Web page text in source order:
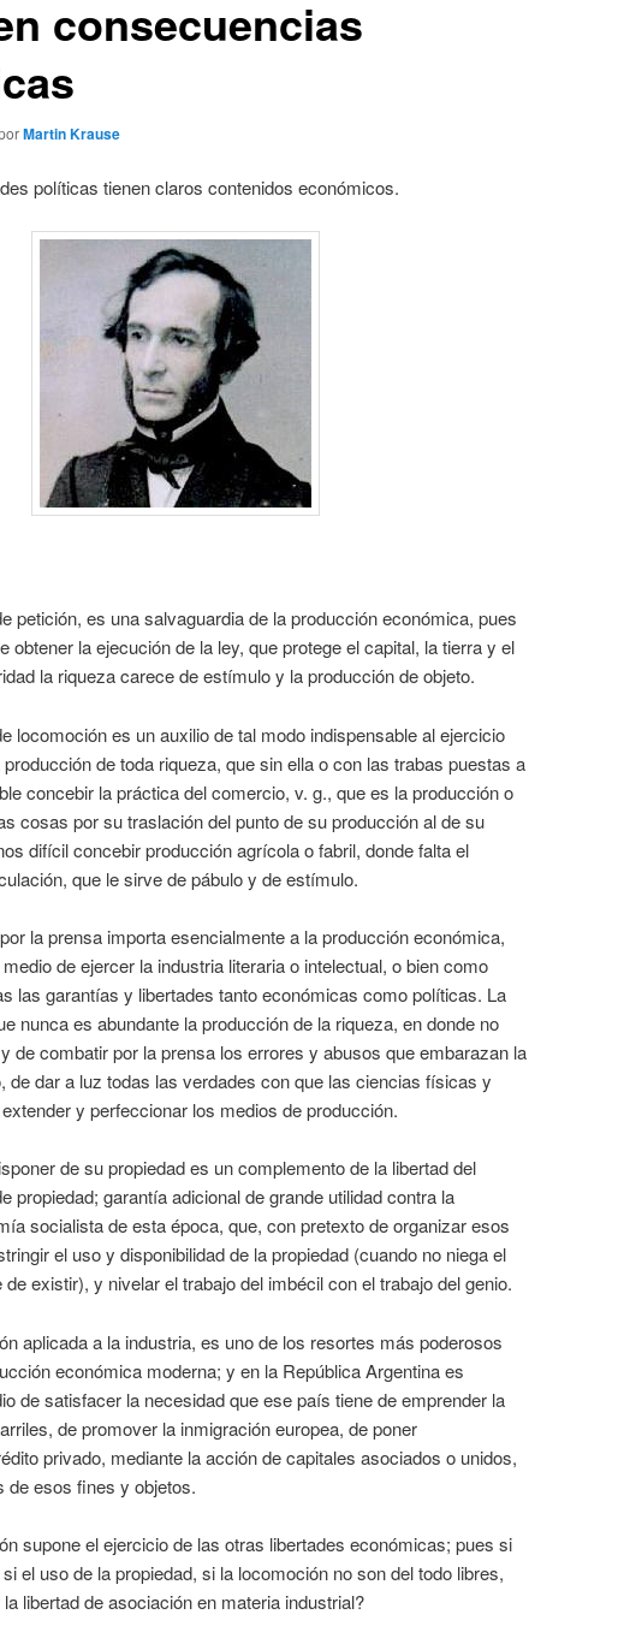
consecuencias
Martin Krause
políticas tienen claros contenidos económicos.
petición, es una salvaguardia de la producción económica, pues
obtener la ejecución de la ley, que protege el capital, la tierra y el
la riqueza carece de estímulo y la producción de objeto.
locomoción es un auxilio de tal modo indispensable al ejercicio
de toda riqueza, que sin ella o con las trabas puestas a
concebir la práctica del comercio, v. g., que es la producción o
cosas por su traslación del punto de su producción al de su
difícil concebir producción agrícola o fabril, donde falta el
que le sirve de pábulo y de estímulo.
la prensa importa esencialmente a la producción económica,
de ejercer la industria literaria o intelectual, o bien como
las garantías y libertades tanto económicas como políticas. La
nunca es abundante la producción de la riqueza, en donde no
de combatir por la prensa los errores y abusos que embarazan la
de dar a luz todas las verdades con que las ciencias físicas y
y perfeccionar los medios de producción.
de su propiedad es un complemento de la libertad del
propiedad; garantía adicional de grande utilidad contra la
socialista de esta época, que, con pretexto de organizar esos
el uso y disponibilidad de la propiedad (cuando no niega el
existir), y nivelar el trabajo del imbécil con el trabajo del genio.
aplicada a la industria, es uno de los resortes más poderosos
económica moderna; y en la República Argentina es
de satisfacer la necesidad que ese país tiene de emprender la
de promover la inmigración europea, de poner
privado, mediante la acción de capitales asociados o unidos,
de esos fines y objetos.
supone el ejercicio de las otras libertades económicas; pues si
el uso de la propiedad, si la locomoción no son del todo libres,
libertad de asociación en materia industrial?